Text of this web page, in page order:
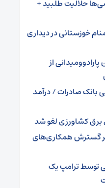
حلالیت طلبید +
خوزستانی در دیداری
از
بانک صادرات / درآمد
برق کشاورزی لغو شد
بر گسترش همکاری‌های
توسط ترامپ یک